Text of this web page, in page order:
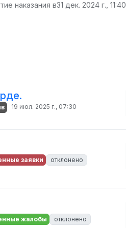
наказания в31 дек. 2024 г., 11:40
19 июл. 2025 г., 07:30
заявки
отклонено
жалобы
отклонено